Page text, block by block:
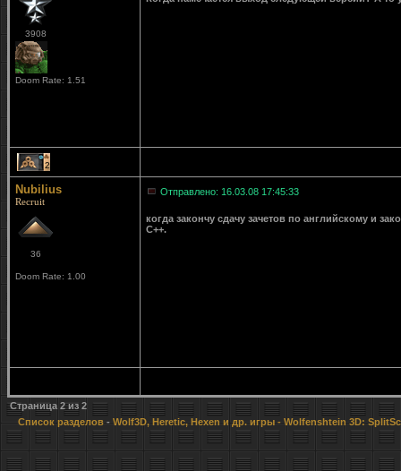
3908
Doom Rate: 1.51
2
Nubilius
Recruit
36
Doom Rate: 1.00
Отправлено: 16.03.08 17:45:33
когда закончу сдачу зачетов по английскому и
С++.
Страница 2из 2
Список разделов - Wolf3D, Heretic, Hexen и др. игры - Wolfenshtein 3D: